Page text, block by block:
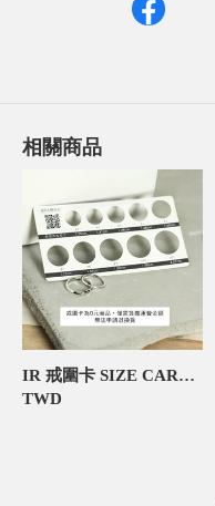
相關商品
IR 戒圍卡 SIZE CARD 飾品禮物包裝
TWD